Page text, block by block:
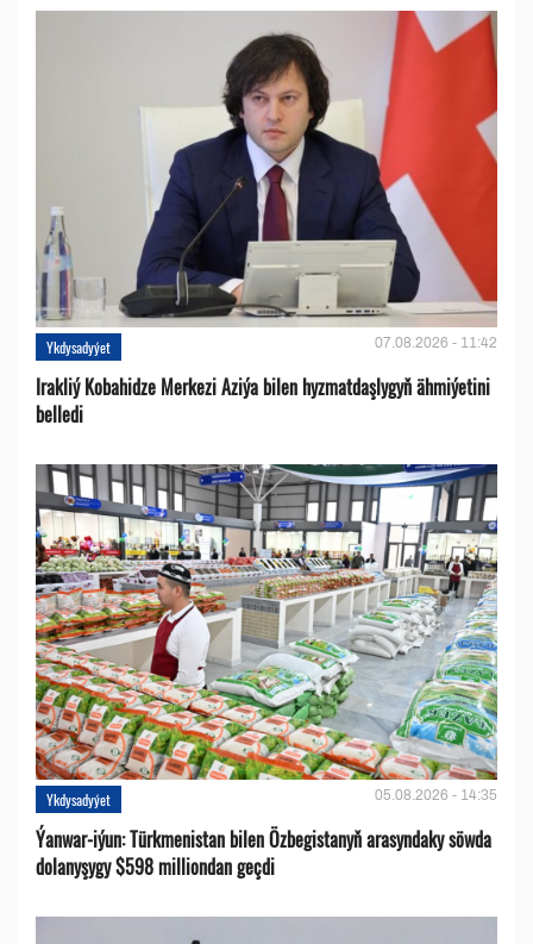
Ykdysadyýet 07.08.2026 - 11:42
Irakliý Kobahidze Merkezi Aziýa bilen hyzmatdaşlygyň ähmiýetini
belledi
Ykdysadyýet 05.08.2026 - 14:35
Ýanwar-iýun: Türkmenistan bilen Özbegistanyň arasyndaky söwda
dolanyşygy $598 milliondan geçdi